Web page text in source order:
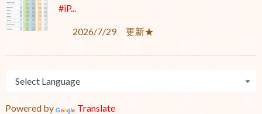
#iP...
2026/7/29 更新★
Powered by Translate